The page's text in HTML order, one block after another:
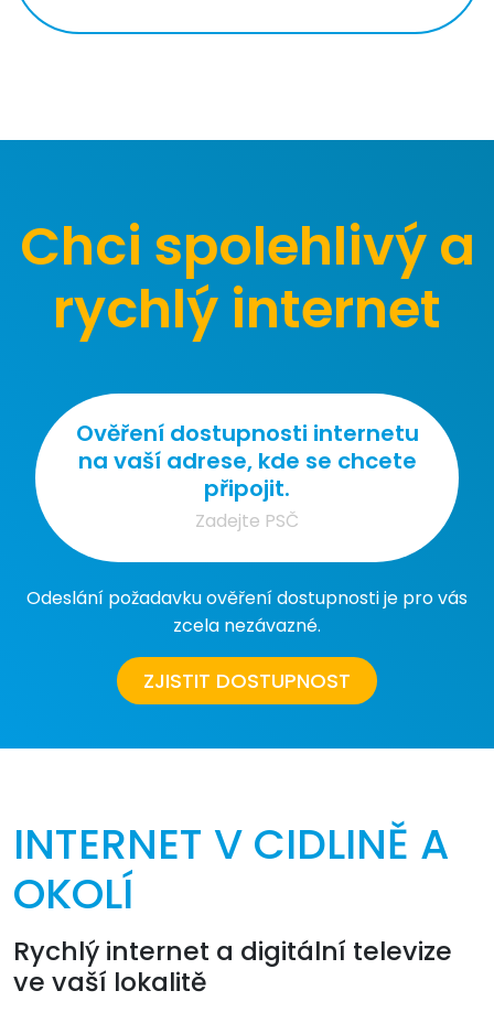
Chci spolehlivý a
rychlý internet
Ověření dostupnosti internetu
na vaší adrese, kde se chcete
připojit.
Odeslání požadavku ověření dostupnosti je pro vás
zcela nezávazné.
ZJISTIT DOSTUPNOST
INTERNET V CIDLINĚ A
OKOLÍ
Rychlý internet a digitální televize
ve vaší lokalitě